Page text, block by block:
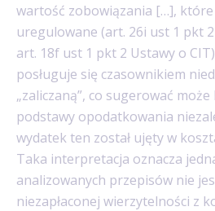
wartość zobowiązania […], które
uregulowane (art. 26i ust 1 pkt
art. 18f ust 1 pkt 2 Ustawy o
posługuje się czasownikiem
„zaliczaną”, co sugerować
podstawy opodatkowania
wydatek ten został ujęty w
Taka interpretacja oznacza
analizowanych przepisów nie
niezapłaconej wierzytelności z